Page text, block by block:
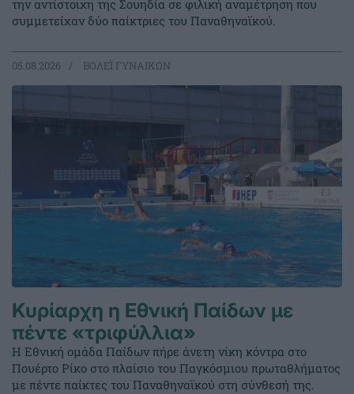
την αντίστοιχη της Σουηδία σε φιλική αναμέτρηση που
συμμετείχαν δύο παίκτριες του Παναθηναϊκού.
05.08.2026 ΒΟΛΕΪ ΓΥΝΑΙΚΩΝ
Κυρίαρχη η Εθνική Παίδων με
πέντε «τριφύλλια»
Η Εθνική ομάδα Παίδων πήρε άνετη νίκη κόντρα στο
Πουέρτο Ρίκο στο πλαίσιο του Παγκόσμιου πρωταθλήματος
με πέντε παίκτες του Παναθηναϊκού στη σύνθεσή της.